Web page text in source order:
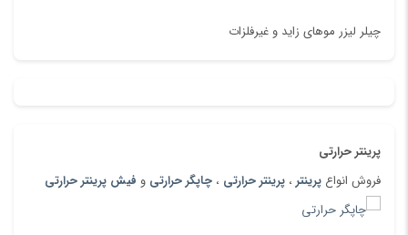
چیلر لیزر موهای زاید و غیرفلزات
پرینتر حرارتی
فروش انواع پرینتر ، پرینتر حرارتی ، چاپگر حرارتی و فیش پرینتر حرارتی